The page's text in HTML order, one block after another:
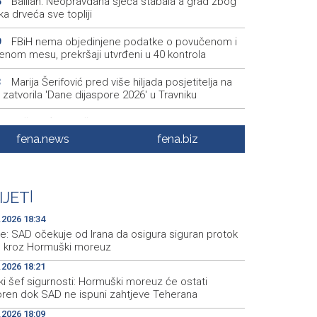
drveća sve topliji
FBiH nema objedinjene podatke o povučenom i
mesu, prekršaji utvrđeni u 40 kontrola
Marija Šerifović pred više hiljada posjetitelja na
zatvorila 'Dane dijaspore 2026' u Travniku
Kušljugić: Sprječavanje dehidracije i pregrijavanja
za očuvanje zdravlja srca tokom vrućina
Gosti iz regiona okupirali Jahorinu, mnogi zbog
umjesto mora izabrali planinu
fena.news fena.biz
18:34
SAD očekuje od Irana da osigura siguran protok
kroz Hormuški moreuz
18:21
šef sigurnosti: Hormuški moreuz će ostati
dok SAD ne ispuni zahtjeve Teherana
18:09